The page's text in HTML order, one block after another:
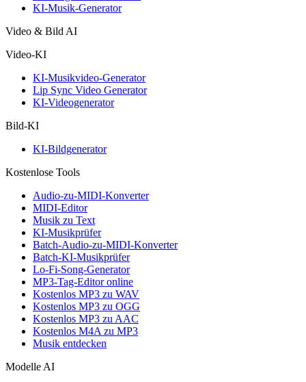
KI-Musik-Generator
Video & Bild AI
Video-KI
KI-Musikvideo-Generator
Lip Sync Video Generator
KI-Videogenerator
Bild-KI
KI-Bildgenerator
Kostenlose Tools
Audio-zu-MIDI-Konverter
MIDI-Editor
Musik zu Text
KI-Musikprüfer
Batch-Audio-zu-MIDI-Konverter
Batch-KI-Musikprüfer
Lo-Fi-Song-Generator
MP3-Tag-Editor online
Kostenlos MP3 zu WAV
Kostenlos MP3 zu OGG
Kostenlos MP3 zu AAC
Kostenlos M4A zu MP3
Musik entdecken
Modelle AI